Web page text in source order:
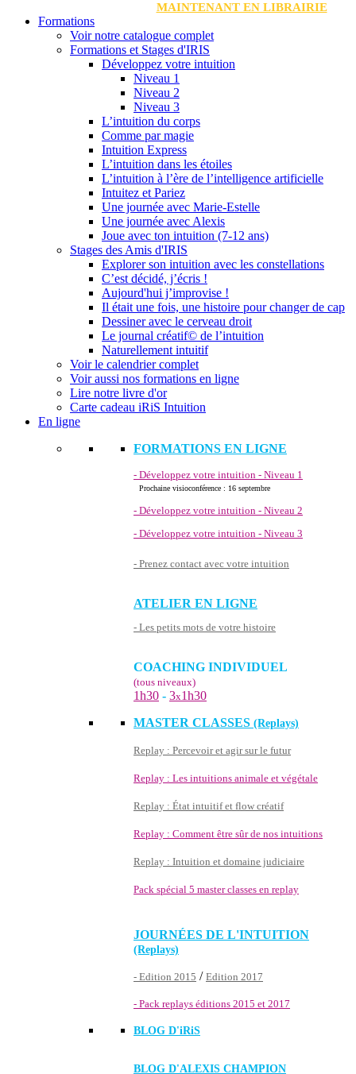
MAINTENANT EN LIBRAIRIE
Formations
Voir notre catalogue complet
Formations et Stages d'IRIS
Développez votre intuition
Niveau 1
Niveau 2
Niveau 3
L’intuition du corps
Comme par magie
Intuition Express
L’intuition dans les étoiles
L’intuition à l’ère de l’intelligence artificielle
Intuitez et Pariez
Une journée avec Marie-Estelle
Une journée avec Alexis
Joue avec ton intuition (7-12 ans)
Stages des Amis d'IRIS
Explorer son intuition avec les constellations
C’est décidé, j’écris !
Aujourd'hui j’improvise !
Il était une fois, une histoire pour changer de cap
Dessiner avec le cerveau droit
Le journal créatif© de l’intuition
Naturellement intuitif
Voir le calendrier complet
Voir aussi nos formations en ligne
Lire notre livre d'or
Carte cadeau iRiS Intuition
En ligne
FORMATIONS EN LIGNE
- Développez votre intuition - Niveau 1
Prochaine visioconférence : 16 septembre
- Développez votre intuition - Niveau 2
- Développez votre intuition - Niveau 3
- Prenez contact avec votre intuition
ATELIER EN LIGNE
- Les petits mots de votre histoire
COACHING INDIVIDUEL
(tous niveaux)
1h30 - 3x1h30
MASTER CLASSES (Replays)
Replay : Percevoir et agir sur le futur
Replay : Les intuitions animale et végétale
Replay : État intuitif et flow créatif
Replay : Comment être sûr de nos intuitions
Replay : Intuition et domaine judiciaire
Pack spécial 5 master classes en replay
JOURNÉES DE L'INTUITION
(Replays)
- Edition 2015 / Edition 2017
- Pack replays éditions 2015 et 2017
BLOG D'iRiS
BLOG D'ALEXIS CHAMPION